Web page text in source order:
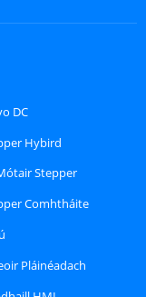
DC
Hybird
Stepper
Comhtháite
Pláinéadach